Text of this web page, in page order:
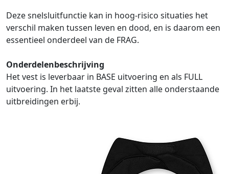
Deze snelsluitfunctie kan in hoog-risico situaties het
verschil maken tussen leven en dood, en is daarom een
essentieel onderdeel van de FRAG.
Onderdelenbeschrijving
Het vest is leverbaar in BASE uitvoering en als FULL
uitvoering. In het laatste geval zitten alle onderstaande
uitbreidingen erbij.